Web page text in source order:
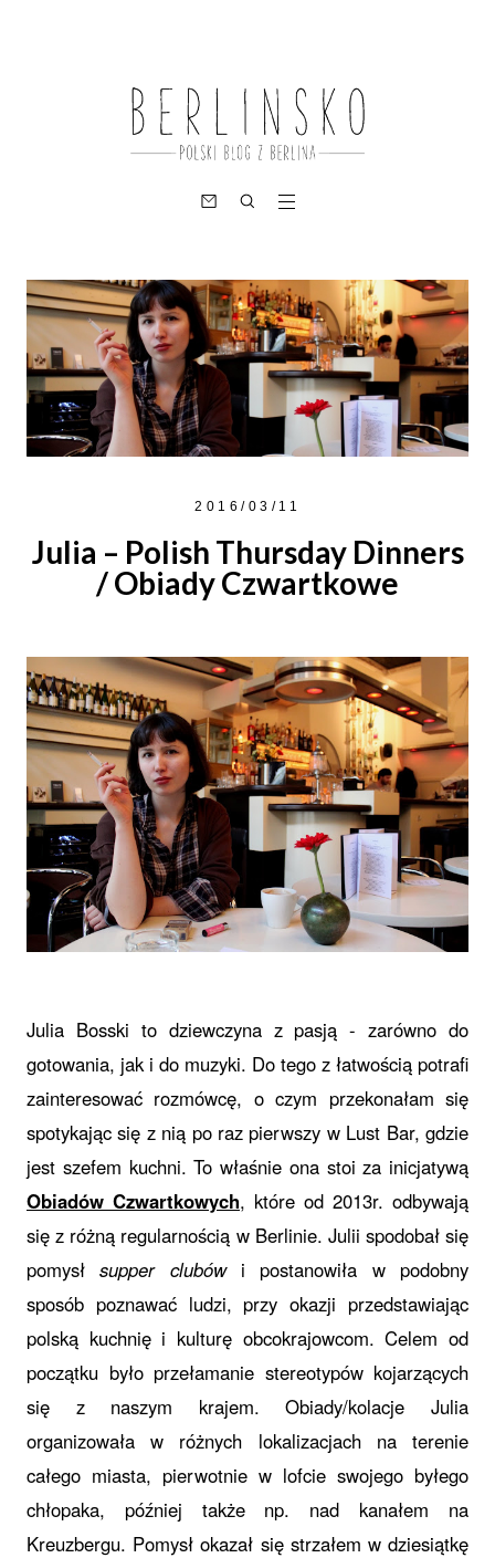
2016/03/11
Julia – Polish Thursday Dinners
/ Obiady Czwartkowe
Julia Bosski to dziewczyna z pasją - zarówno do
gotowania, jak i do muzyki. Do tego z łatwością potrafi
zainteresować rozmówcę, o czym przekonałam się
spotykając się z nią po raz pierwszy w Lust Bar, gdzie
jest szefem kuchni. To właśnie ona stoi za inicjatywą
Obiadów Czwartkowych, które od 2013r. odbywają
się z różną regularnością w Berlinie. Julii spodobał się
pomysłsupper clubówi postanowiła w podobny
sposób poznawać ludzi, przy okazji przedstawiając
polską kuchnię i kulturę obcokrajowcom. Celem od
początku było przełamanie stereotypów kojarzących
się z naszym krajem. Obiady/kolacje Julia
organizowała w różnych lokalizacjach na terenie
całego miasta, pierwotnie w lofcie swojego byłego
chłopaka, później także np. nad kanałem na
Kreuzbergu. Pomysł okazał się strzałem w dziesiątkę